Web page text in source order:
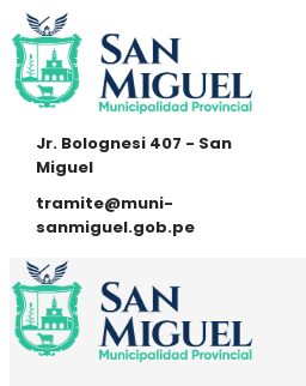
Jr. Bolognesi 407 - San
Miguel
tramite@muni-
sanmiguel.gob.pe